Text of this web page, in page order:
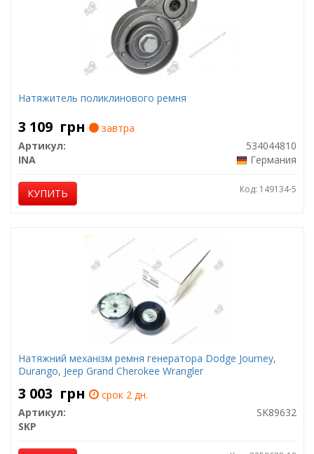
Натяжитель поликлинового ремня
3 109 грн
завтра
Артикул:
534044810
INA
Германия
КУПИТЬ Код: 149134-5
Натяжний механізм ремня генератора Dodge Journey,
Durango, Jeep Grand Cherokee Wrangler
3 003 грн
срок 2 дн.
Артикул:
SK89632
SKP